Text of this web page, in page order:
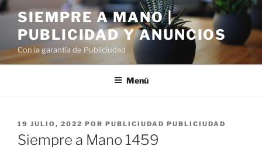
Saltar
contenido
SIEMPRE A MANO |
PUBLICIDAD Y ANUNCIOS
Con la garantía de Publiciudad
Menú
PUBLICADO
EL
19 JULIO, 2022 POR PUBLICIUDAD PUBLICIUDAD
Siempre a Mano 1459